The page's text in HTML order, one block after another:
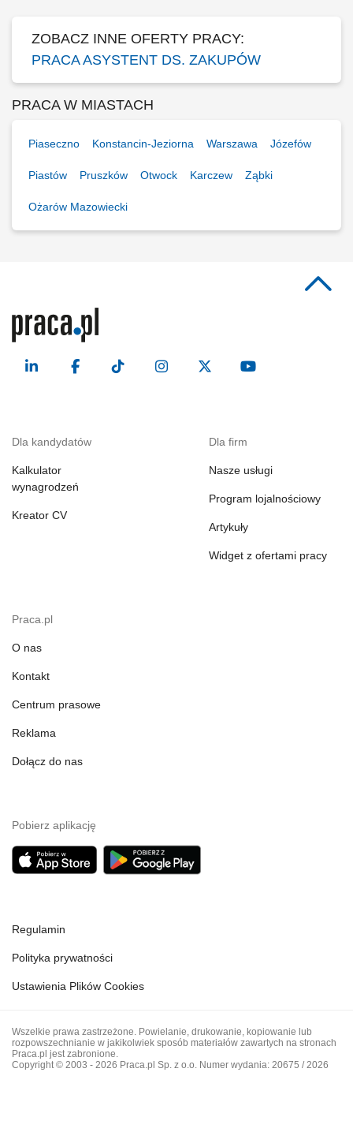
ZOBACZ INNE OFERTY PRACY:
PRACA ASYSTENT DS. ZAKUPÓW
PRACA W MIASTACH
Piaseczno Konstancin-Jeziorna Warszawa Józefów
Piastów Pruszków Otwock Karczew Ząbki
Ożarów Mazowiecki
Dla kandydatów
Kalkulator
wynagrodzeń
Kreator CV
Dla firm
Nasze usługi
Program lojalnościowy
Artykuły
Widget z ofertami pracy
Praca.pl
O nas
Kontakt
Centrum prasowe
Reklama
Dołącz do nas
Pobierz aplikację
Regulamin
Polityka prywatności
Ustawienia Plików Cookies
Wszelkie prawa zastrzeżone. Powielanie, drukowanie, kopiowanie lub
rozpowszechnianie w jakikolwiek sposób materiałów zawartych na stronach
Praca.pl jest zabronione.
Copyright © 2003 - 2026 Praca.pl Sp. z o.o. Numer wydania: 20675 / 2026